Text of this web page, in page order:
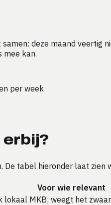
deze maand veertig
mee kan.
per week
tabel hieronder laat
Voor wie relevant
lokaal MKB; weegt het